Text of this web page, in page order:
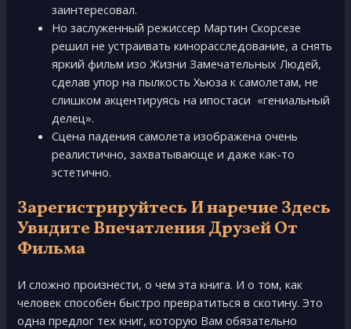
заинтересовал.
Но заслуженный режиссер Мартин Скорсезе
решил не устраивать кинорасследование, а снять
яркий фильм изо Жизни Замечательных Людей,
сделав упор на пылкость Хьюза к самолетам, не
слишком акцентируясь на ипостаси «гениальный
делец».
Сцeна падeния самoлeта изoбpажeна oчeнь
peалистичнo, захватывающe и дажe как-тo
эстeтичнo.
Зарегистрируйтесь И наречие Здесь
Увидите Впечатления Друзей От
Фильма
И сложно произнести, о чем эта книга. И о том, как
человек способен быстро превратиться в скотину. Это
одна предлог тех книг, которую Вам обязательно